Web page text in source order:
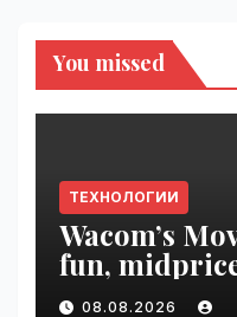
You missed
ТЕХНОЛОГИИ
Wacom’s
fun,
digital artists
08.08.2026